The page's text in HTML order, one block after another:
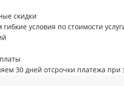
скидки
гибкие условия по стоимости
30 дней отсрочки платежа при